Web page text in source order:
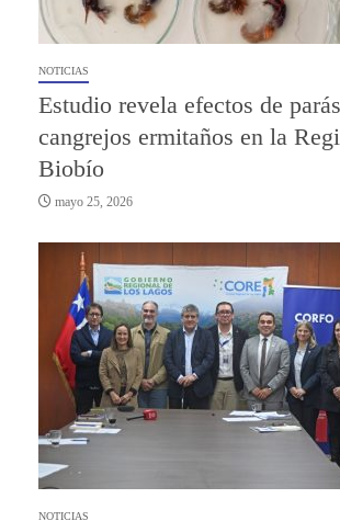
NOTICIAS
Estudio revela efectos de
cangrejos ermitaños en la
Biobío
mayo 25, 2026
NOTICIAS